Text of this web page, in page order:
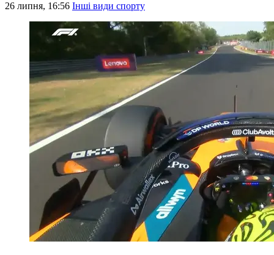
26 липня, 16:56 Інші види спорту